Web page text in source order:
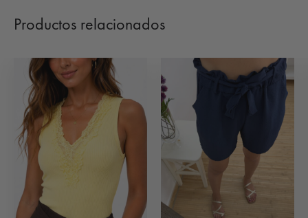
Productos relacionados